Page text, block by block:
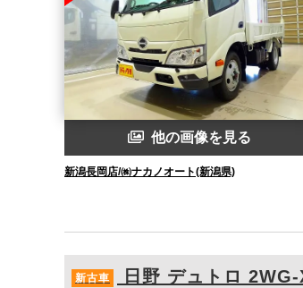
他の画像を見る
新潟長岡店/㈱ナカノオート(新潟県)
新古車 日野 デュトロ 2WG-